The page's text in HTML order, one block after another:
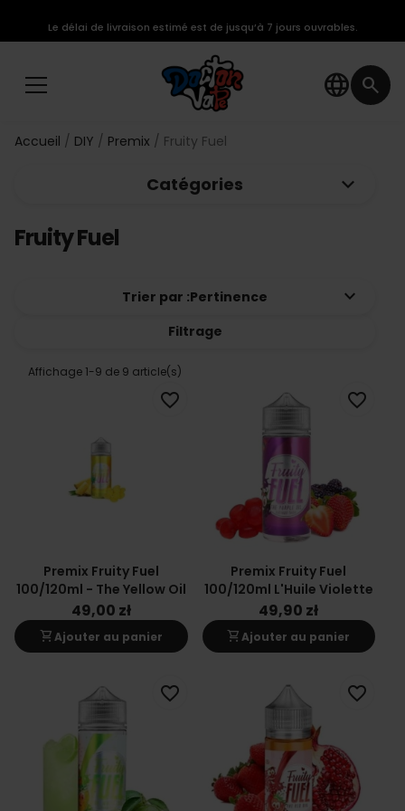
language search
Le délai de livraison estimé est de jusqu’à 7 jours ouvrables.
Accueil DIY Premix Fruity Fuel
Catégories keyboard_arrow_down
Fruity Fuel
Trier par :Pertinence keyboard_arrow_down
Filtrage
Affichage 1-9 de 9 article(s)
Premix Fruity Fuel
100/120ml - The Yellow Oil
49,00 zł
shopping_cartAjouter au panier
favorite_border
Premix Fruity Fuel
100/120ml L'Huile Violette
49,90 zł
shopping_cartAjouter au panier
favorite_border
favorite_border favorite_border